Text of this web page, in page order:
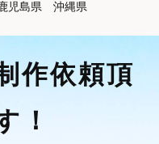
児島県 沖縄県
作依頼頂
！